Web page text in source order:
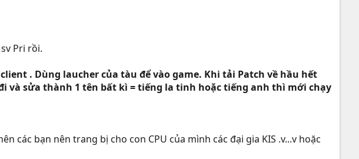
Pri rồi.
. Dùng laucher của tàu để vào game. Khi tải Patch về hầu hết
và sửa thành 1 tên bất kì = tiếng la tinh hoặc tiếng anh thì mới chạy
các bạn nên trang bị cho con CPU của mình các đại gia KIS .v...v hoặc